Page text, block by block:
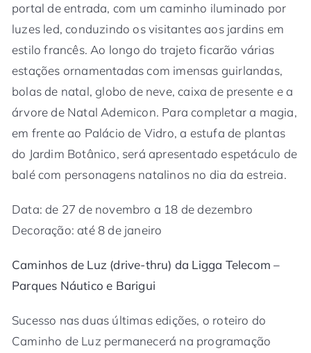
portal de entrada, com um caminho iluminado por
luzes led, conduzindo os visitantes aos jardins em
estilo francês. Ao longo do trajeto ficarão várias
estações ornamentadas com imensas guirlandas,
bolas de natal, globo de neve, caixa de presente e a
árvore de Natal Ademicon. Para completar a magia,
em frente ao Palácio de Vidro, a estufa de plantas
do Jardim Botânico, será apresentado espetáculo de
balé com personagens natalinos no dia da estreia.
Data: de 27 de novembro a 18 de dezembro
Decoração: até 8 de janeiro
Caminhos de Luz (drive-thru) da Ligga Telecom –
Parques Náutico e Barigui
Sucesso nas duas últimas edições, o roteiro do
Caminho de Luz permanecerá na programação